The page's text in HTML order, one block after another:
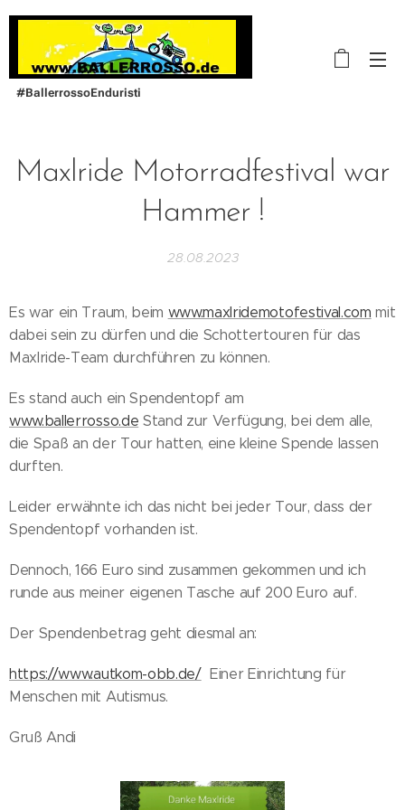
#BallerrossoEnduristi
Maxlride Motorradfestival war
Hammer !
28.08.2023
Es war ein Traum, beim www.maxlridemotofestival.com mit
dabei sein zu dürfen und die Schottertouren für das
Maxlride-Team durchführen zu können.
Es stand auch ein Spendentopf am
www.ballerrosso.de Stand zur Verfügung, bei dem alle,
die Spaß an der Tour hatten, eine kleine Spende lassen
durften.
Leider erwähnte ich das nicht bei jeder Tour, dass der
Spendentopf vorhanden ist.
Dennoch, 166 Euro sind zusammen gekommen und ich
runde aus meiner eigenen Tasche auf 200 Euro auf.
Der Spendenbetrag geht diesmal an:
https://www.autkom-obb.de/Einer Einrichtung für
Menschen mit Autismus.
Gruß Andi